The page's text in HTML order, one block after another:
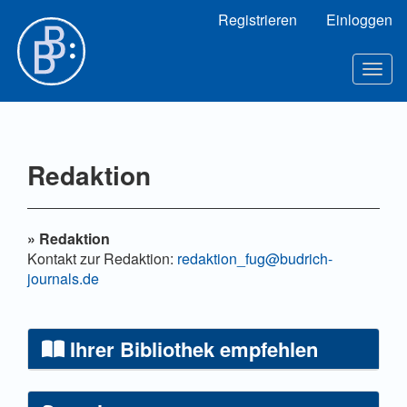
Hauptinhalt
Sidebar
Registrieren Einloggen
Redaktion
» Redaktion
Kontakt zur Redaktion: redaktion_fug@budrich-
journals.de
Ihrer Bibliothek empfehlen